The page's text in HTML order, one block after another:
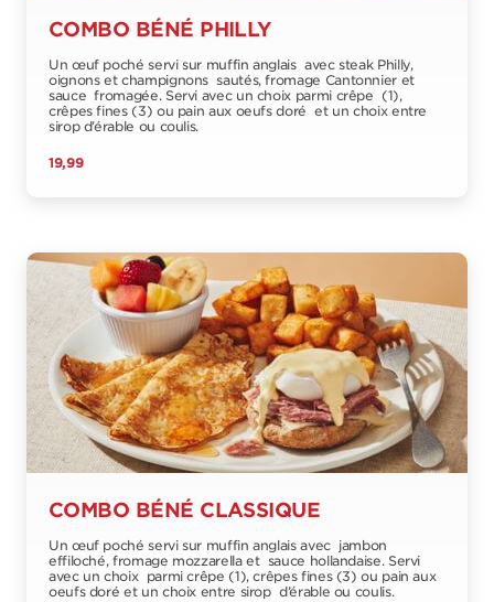
COMBO BÉNÉ PHILLY
Un œuf poché servi sur muffin anglais avec steak Philly,
oignons et champignons sautés, fromage Cantonnier et
sauce fromagée. Servi avec un choix parmi crêpe (1),
crêpes fines (3) ou pain aux oeufs doré et un choix entre
sirop d’érable ou coulis.
19,99
COMBO BÉNÉ CLASSIQUE
Un œuf poché servi sur muffin anglais avec jambon
effiloché, fromage mozzarella et sauce hollandaise. Servi
avec un choix parmi crêpe (1), crêpes fines (3) ou pain aux
oeufs doré et un choix entre sirop d’érable ou coulis.